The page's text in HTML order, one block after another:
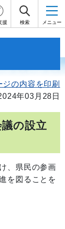
援 検索 メニュー
ジの内容を印刷
年03月28日
の設立
、県民の参画
を図ることを